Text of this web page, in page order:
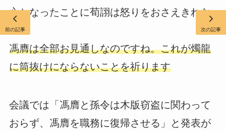
心となったことに荀詡は怒りをおさえきれな
い。
馮膺は全部お見通しなのですね。これが燭龍
に筒抜けにならないことを祈ります
会議では「馮膺と孫令は木版窃盗に関わって
おらず、馮膺を職務に復帰させる」と発表が
前の記事 次の記事